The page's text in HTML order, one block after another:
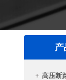
产
+ 高压断